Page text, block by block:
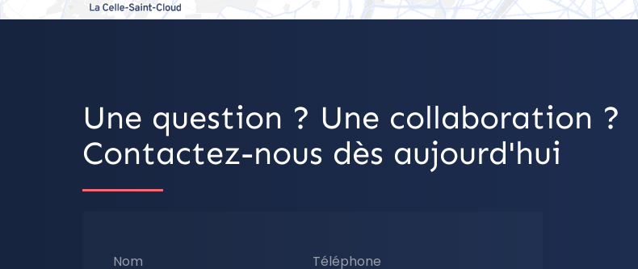
Une question ? Une collaboration ?
Contactez-nous dès aujourd'hui
Nom Téléphone